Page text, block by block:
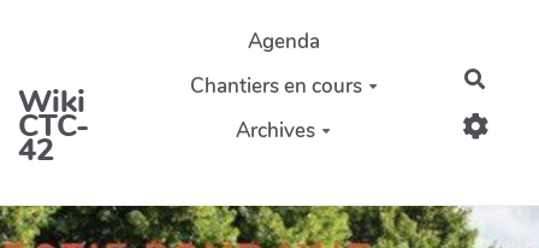
Aller au contenu principal
Wiki
CTC-
42
Agenda
Chantiers en cours
Archives